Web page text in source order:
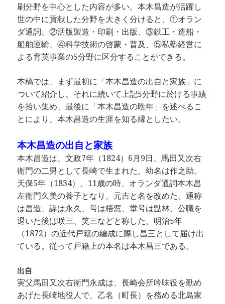
刷分野を中心とした内容が多い。本木昌造が活躍し
世の中に貢献した分野を大きく分けると、①オラン
ダ通詞、②活版製造・印刷・出版、③鉄工・造船・
船舶運輸、④科学技術の啓蒙・普及、⑤私塾経営に
よる育英事業の5分野に区分することができる。
本稿では、まず最初に「本木昌造の出自と家族」に
ついて紹介し、それに続いて上記5分野に於ける事績
を拾い集め、最後に「本木昌造の晩年」を述べるこ
とにより、本木昌造の生涯を知る縁としたい。
本木昌造の出自と家族
本木昌造は、文政7年（1824）6月9日、馬田又次右
衛門の二男として長崎で生まれた。幼名は作之助。
天保5年（1834）、11歳の時、オランダ通詞本木昌
左衛門久美の養子となり、元吉と名を改めた。通称
は昌造、諱は永久、号は梧窓、堂号は點林、公職を
退いた後は咲三、笑三などと称した。明治5年
（1872）の近代戸籍の編成に際し昌三として届け出
ている。従って戸籍上の本名は本木昌三である。
出自
実父馬田又次右衛門永成は、長崎会所吟味役を勤め
あげた長崎地役人で、乙名（町長）を務める北島家